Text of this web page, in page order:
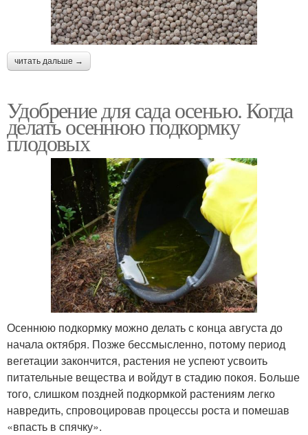
читать дальше →
Удобрение для сада осенью. Когда
делать осеннюю подкормку
плодовых
Осеннюю подкормку можно делать с конца августа до
начала октября. Позже бессмысленно, потому период
вегетации закончится, растения не успеют усвоить
питательные вещества и войдут в стадию покоя. Больше
того, слишком поздней подкормкой растениям легко
навредить, спровоцировав процессы роста и помешав
«впасть в спячку».